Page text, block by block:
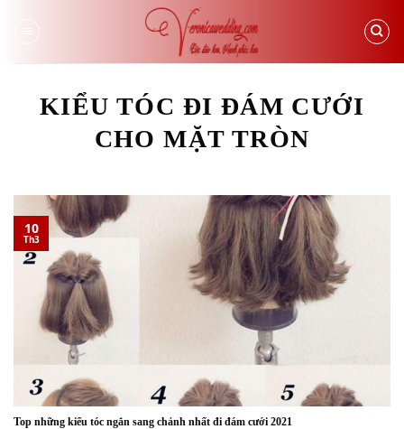
KIỂU TÓC ĐI ĐÁM CƯỚI
CHO MẶT TRÒN
Top những kiểu tóc ngắn sang chảnh nhất đi đám cưới 2021
10
Th3